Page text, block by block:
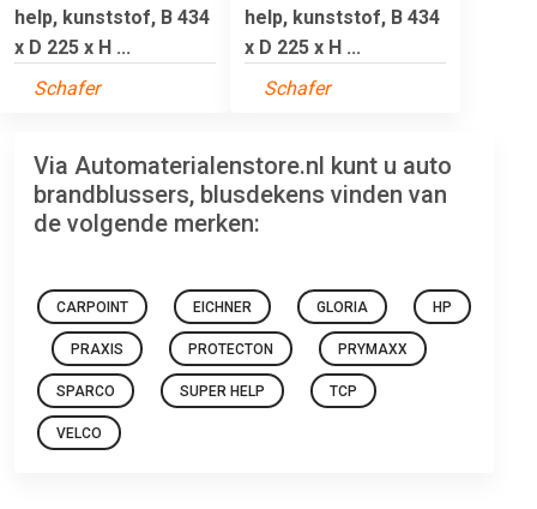
help, kunststof, B 434
x D 225 x H ...
Schafer
help, kunststof, B 434
x D 225 x H ...
Schafer
Via Automaterialenstore.nl kunt u auto
brandblussers, blusdekens vinden van
de volgende merken:
CARPOINT EICHNER GLORIA HP
PRAXIS PROTECTON PRYMAXX
SPARCO SUPER HELP TCP
VELCO